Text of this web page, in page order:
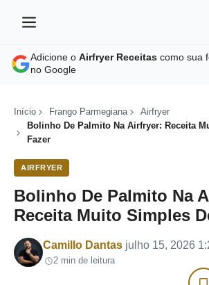
Adicione o Airfryer Receitas como sua
no Google
Início Frango Parmegiana
Airfryer
Bolinho De Palmito Na Airfryer: Receita
Fazer
AIRFRYER
Bolinho De Palmito Na
Receita Muito Simples
Por
Camillo Dantas julho 15, 2026
2 min de leitura